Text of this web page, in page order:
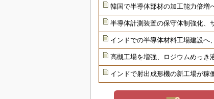
韓国で半導体部材の加工能力倍増
半導体計測装置の保守体制強化、
インドでの半導体材料工場建設へ
高槻工場を増強、ロジウムめっき
インドで射出成形機の新工場が稼